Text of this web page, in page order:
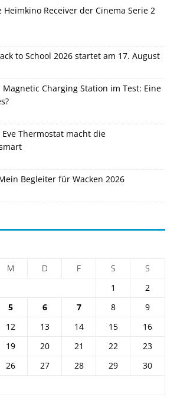
Receiver der Cinema Serie 2
to School 2026 startet am 17. August
Magnetic Charging Station im Test: Eine
Thermostat macht die
Begleiter für Wacken 2026
M D F S
S
1
2
5 6 7 8
9
12 13 14 15
16
19 20 21 22
23
26 27 28 29
30